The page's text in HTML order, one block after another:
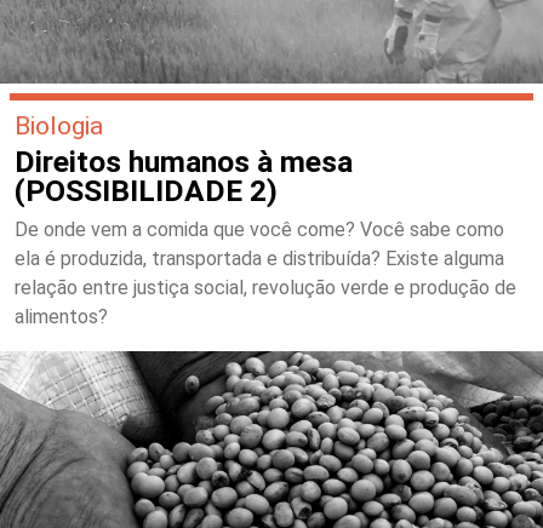
Biologia
Direitos humanos à mesa
(POSSIBILIDADE 2)
De onde vem a comida que você come? Você sabe como
ela é produzida, transportada e distribuída? Existe alguma
relação entre justiça social, revolução verde e produção de
alimentos?